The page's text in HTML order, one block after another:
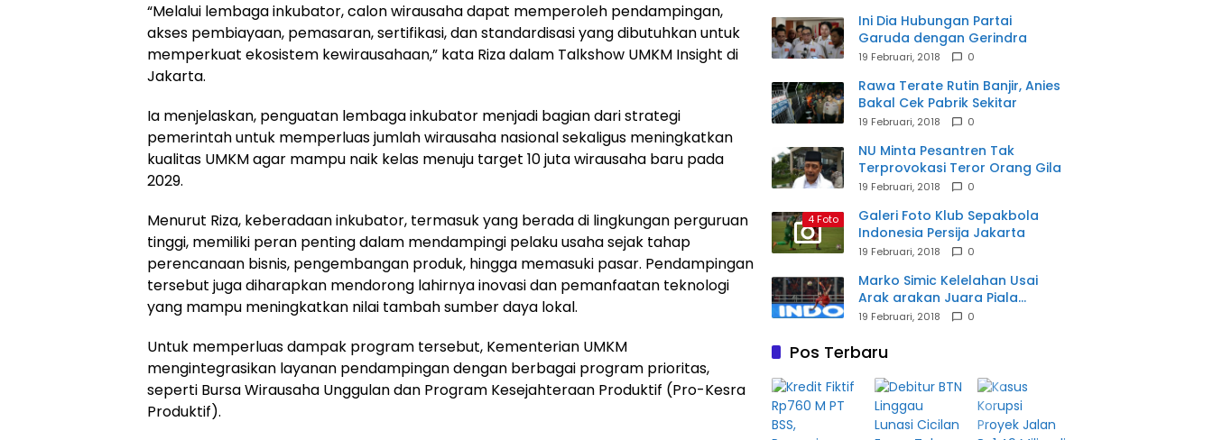
“Melalui lembaga inkubator, calon wirausaha dapat memperoleh pendampingan,
akses pembiayaan, pemasaran, sertifikasi, dan standardisasi yang dibutuhkan untuk
memperkuat ekosistem kewirausahaan,” kata Riza dalam Talkshow UMKM Insight di
Jakarta.
Ia menjelaskan, penguatan lembaga inkubator menjadi bagian dari strategi
pemerintah untuk memperluas jumlah wirausaha nasional sekaligus meningkatkan
kualitas UMKM agar mampu naik kelas menuju target 10 juta wirausaha baru pada
2029.
Menurut Riza, keberadaan inkubator, termasuk yang berada di lingkungan perguruan
tinggi, memiliki peran penting dalam mendampingi pelaku usaha sejak tahap
perencanaan bisnis, pengembangan produk, hingga memasuki pasar. Pendampingan
tersebut juga diharapkan mendorong lahirnya inovasi dan pemanfaatan teknologi
yang mampu meningkatkan nilai tambah sumber daya lokal.
Untuk memperluas dampak program tersebut, Kementerian UMKM
mengintegrasikan layanan pendampingan dengan berbagai program prioritas,
seperti Bursa Wirausaha Unggulan dan Program Kesejahteraan Produktif (Pro-Kesra
Produktif).
Ini Dia Hubungan Partai
Garuda dengan Gerindra
19 Februari, 2018 0
Rawa Terate Rutin Banjir, Anies
Bakal Cek Pabrik Sekitar
19 Februari, 2018 0
NU Minta Pesantren Tak
Terprovokasi Teror Orang Gila
19 Februari, 2018 0
4 Foto
Galeri Foto Klub Sepakbola
Indonesia Persija Jakarta
19 Februari, 2018 0
Marko Simic Kelelahan Usai
Arak arakan Juara Piala
Presiden
19 Februari, 2018 0
Pos Terbaru